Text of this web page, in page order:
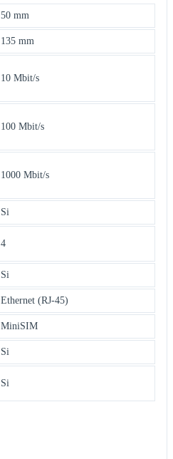
50 mm
135 mm
10 Mbit/s
100 Mbit/s
1000 Mbit/s
Si
4
Si
Ethernet (RJ-45)
MiniSIM
Si
Si